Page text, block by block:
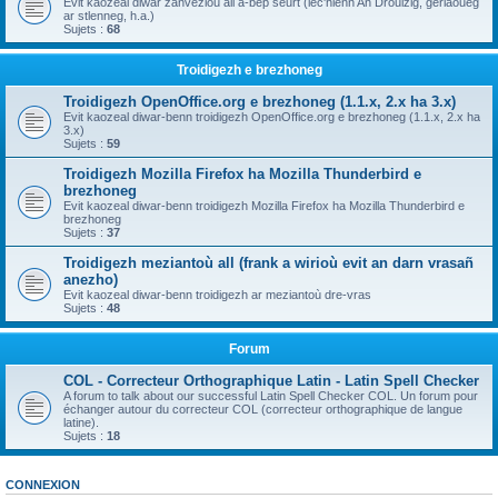
ar stlenneg, h.a.)
Sujets : 68
Troidigezh e brezhoneg
Troidigezh OpenOffice.org e brezhoneg (1.1.x, 2.x ha 3.x)
Evit kaozeal diwar-benn troidigezh OpenOffice.org e brezhoneg (1.1.x, 2.x ha
3.x)
Sujets : 59
Troidigezh Mozilla Firefox ha Mozilla Thunderbird e
brezhoneg
Evit kaozeal diwar-benn troidigezh Mozilla Firefox ha Mozilla Thunderbird e
brezhoneg
Sujets : 37
Troidigezh meziantoù all (frank a wirioù evit an darn vrasañ
anezho)
Evit kaozeal diwar-benn troidigezh ar meziantoù dre-vras
Sujets : 48
Forum
COL - Correcteur Orthographique Latin - Latin Spell Checker
A forum to talk about our successful Latin Spell Checker COL. Un forum pour
échanger autour du correcteur COL (correcteur orthographique de langue
latine).
Sujets : 18
CONNEXION